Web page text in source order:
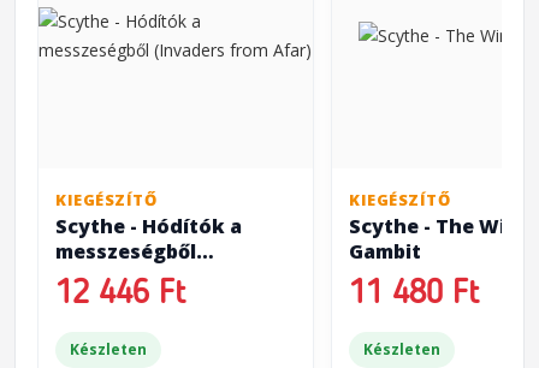
KIEGÉSZÍTŐ
Scythe - Hódítók a
messzeségből
(Invaders from Afar)
12 446 Ft
Készleten
KIEGÉSZÍTŐ
Scythe - The Wind
Gambit
11 480 Ft
Készleten